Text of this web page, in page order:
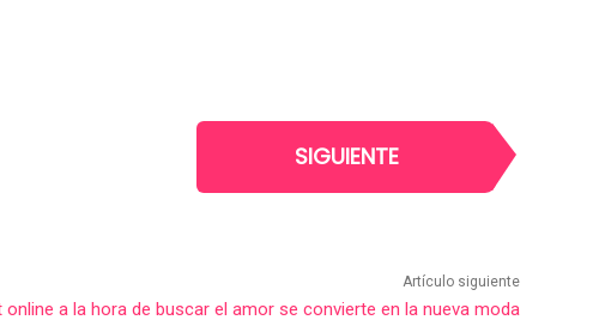
SIGUIENTE
Artículo siguiente
online a la hora de buscar el amor se convierte en la nueva moda